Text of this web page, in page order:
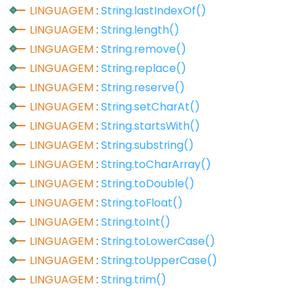
Constants
Constantes
Constantes
de
Ponto
Constantes
Variable
Scope
LINGUAGEM:String.lastIndexOf()
LINGUAGEM:String.length()
LINGUAGEM:String.remove()
LINGUAGEM:String.replace()
LINGUAGEM:String.reserve()
LINGUAGEM:String.setCharAt()
LINGUAGEM:String.startsWith()
LINGUAGEM:String.substring()
LINGUAGEM:String.toCharArray()
LINGUAGEM:String.toDouble()
LINGUAGEM:String.toFloat()
LINGUAGEM:String.toInt()
LINGUAGEM:String.toLowerCase()
LINGUAGEM:String.toUpperCase()
LINGUAGEM:String.trim()